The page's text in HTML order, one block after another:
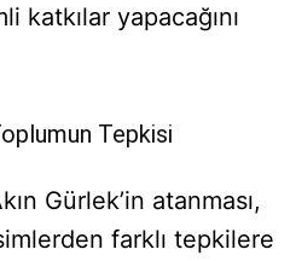
katkılar yapacağını
Tepkisi
Gürlek’in atanması,
farklı tepkilere